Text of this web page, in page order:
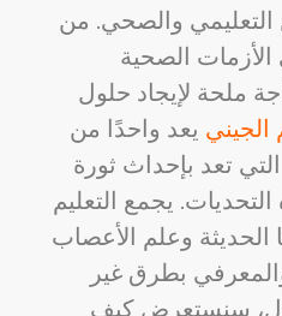
والصحي. من
الأزمات الصحية
ملحة لإيجاد حلول
الجيني يعد واحدًا من
التي تعد بإحداث ثورة
يجمع التعليم
الحديثة وعلم الأعصاب
بطرق غير
سنستعرض كيف